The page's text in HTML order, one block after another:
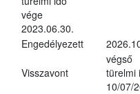
vége
2023.06.30.
Engedélyezett
Visszavont
végső
türelmi
10/07/